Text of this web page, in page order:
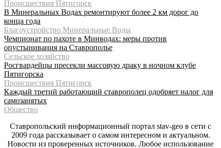
Происшествия Пятигорск
В Минеральных Водах ремонтируют более 2 км дорог до
конца года
Благоустройство Минеральные Воды
Чемпионат по пахоте в Минводах: меры против
опустынивания на Ставрополье
Сельское хозяйство
Росгвардейцы пресекли массовую драку в ночном клубе
Пятигорска
Происшествия Пятигорск
Каждый третий работающий ставрополец одобряет налог для
самозанятых
Общество
Ставропольский информационный портал stav-geo в сети с
2009 года рассказывает о самом интересном и актуальном.
Новости из проверенных источников. Любое использование